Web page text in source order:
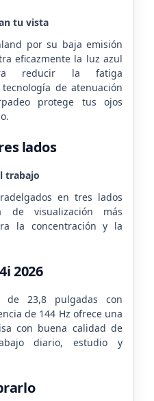
tu vista
por su baja emisión
eficazmente la luz azul
reducir la fatiga
de atenuación
protege tus ojos
lados
trabajo
en tres lados
de visualización más
la concentración y la
2026
de 23,8 pulgadas con
de 144 Hz ofrece una
con buena calidad de
diario, estudio y